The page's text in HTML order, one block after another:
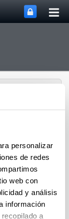
personalizar
de redes
web con
y análisis
información
a
MenúAbrir/cerrar
(a